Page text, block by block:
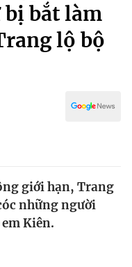
bắt làm
lộ bộ
giới hạn, Trang
những người
Kiên.